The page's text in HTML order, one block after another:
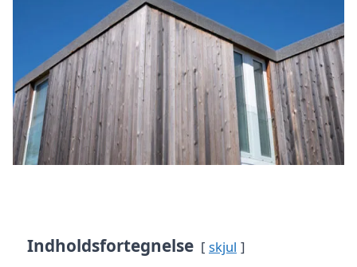
Indholdsfortegnelse skjul